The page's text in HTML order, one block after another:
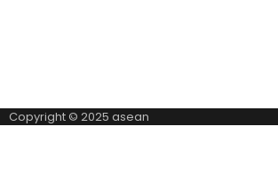
Copyright © 2025 asean